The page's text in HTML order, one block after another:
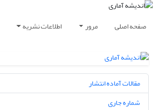
صفحه اصلی مرور اطلاعات نشریه
مقالات آماده انتشار
شماره جاری